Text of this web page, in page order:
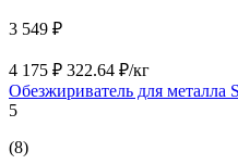
3 549 ₽
4 175 ₽ 322.64 ₽/кг
Обезжириватель для металла
5
(8)